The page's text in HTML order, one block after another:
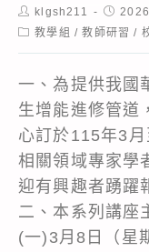
Post
author:
klgsh211
Post
Post教學組 / 教師研習 /
一、為提供我國
生增能進修管道
心訂於115年3
相關領域專家學
迎有興趣者踴躍
二、本系列講座
(一)3月8日（星